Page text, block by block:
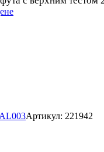
Артикул: 221942